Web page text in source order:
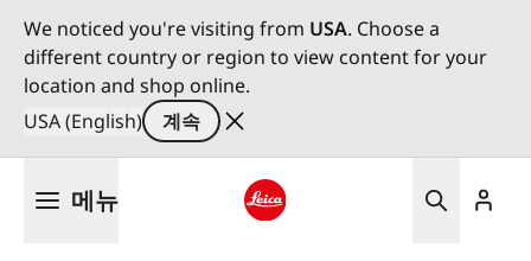
We noticed you're visiting from USA. Choose a
different country or region to view content for your
location and shop online.
USA (English)
계속
메뉴